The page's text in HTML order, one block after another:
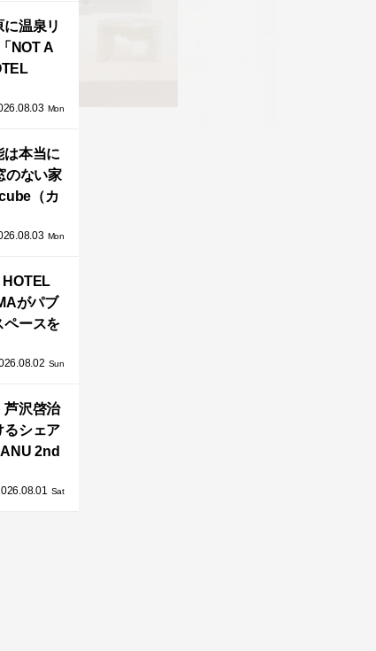
開始！
温泉リ
NOT A
売を日
！
Mon
は本当に
のない家
（カ
叶えるプ
正体
Mon
HOTEL
がパブ
ペースを
」
！
Sun
芦沢啓治
るシェア
2nd
、新拠点
Sat